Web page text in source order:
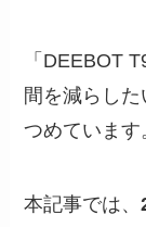
「DEEBOT
間を減らし
つめています
本記事では、